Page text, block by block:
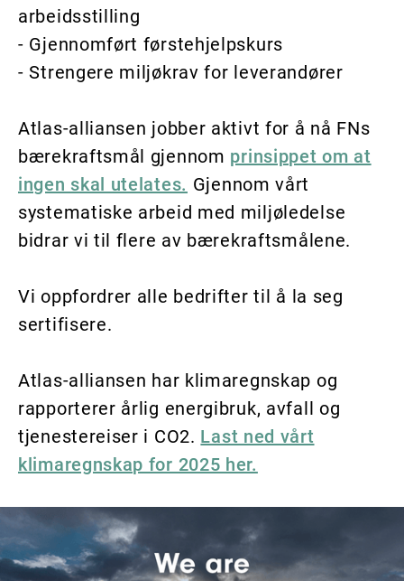
arbeidsstilling
- Gjennomført førstehjelpskurs
- Strengere miljøkrav for leverandører
Atlas-alliansen jobber aktivt for å nå FNs
bærekraftsmål gjennom prinsippet om at
ingen skal utelates. Gjennom vårt
systematiske arbeid med miljøledelse
bidrar vi til flere av bærekraftsmålene.
Vi oppfordrer alle bedrifter til å la seg
sertifisere.
Atlas-alliansen har klimaregnskap og
rapporterer årlig energibruk, avfall og
tjenestereiser i CO2. Last ned vårt
klimaregnskap for 2025 her.